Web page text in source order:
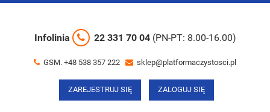
Infolinia 22 331 70 04 (PN-PT: 8.00-16.00)
GSM. +48 538 357 222 sklep@platformaczystosci.pl
ZAREJESTRUJ SIĘ ZALOGUJ SIĘ